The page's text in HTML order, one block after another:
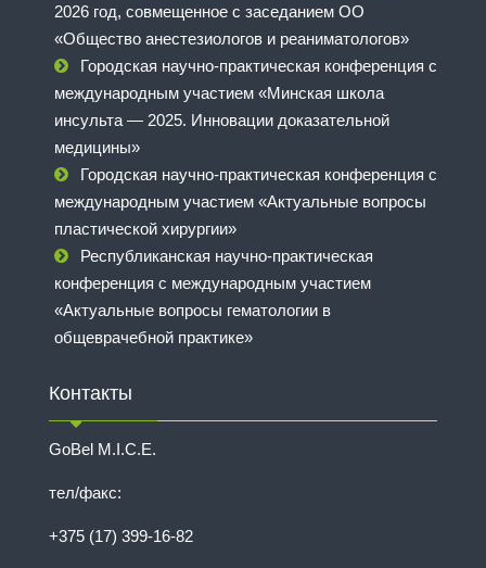
2026 год, совмещенное с заседанием ОО
«Общество анестезиологов и реаниматологов»
Городская научно-практическая конференция с
международным участием «Минская школа
инсульта — 2025. Инновации доказательной
медицины»
Городская научно-практическая конференция с
международным участием «Актуальные вопросы
пластической хирургии»
Республиканская научно-практическая
конференция с международным участием
«Актуальные вопросы гематологии в
общеврачебной практике»
Контакты
GoBel M.I.C.E.
тел/факс:
+375 (17) 399-16-82